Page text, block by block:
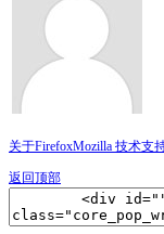
关于FirefoxMozilla 技术支
返回顶部